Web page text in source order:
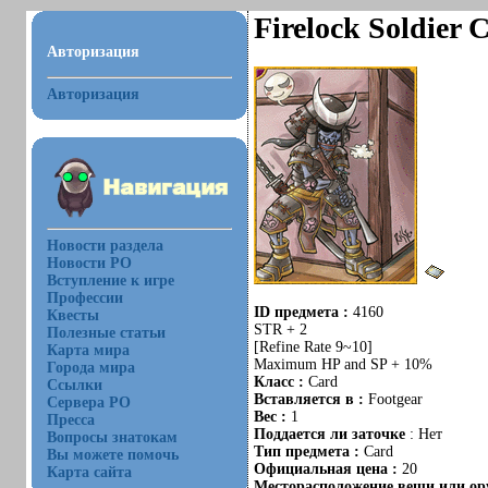
Авторизация
Авторизация
Новости раздела
Новости РО
Вступление к игре
Профессии
Квесты
Полезные статьи
Карта мира
Города мира
Ссылки
Сервера РО
Пресса
Вопросы знатокам
Вы можете помочь
Карта сайта
Firelock Soldier
ID предмета : 4160
STR + 2
[Refine Rate 9~10]
Maximum HP and SP + 10%
Класс : Card
Вставляется в : Footgear
Вес : 1
Поддается ли заточке : Нет
Тип предмета : Card
Официальная цена : 20